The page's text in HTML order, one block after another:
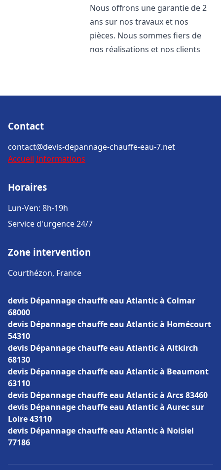
Nous offrons une garantie de 2
ans sur nos travaux et nos
pièces. Nous sommes fiers de
nos réalisations et nos clients
Contact
contact@devis-depannage-chauffe-eau-7.net
Accueil Informations
Horaires
Lun-Ven: 8h-19h
Service d'urgence 24/7
Zone intervention
Courthézon, France
devis Dépannage chauffe eau Atlantic à Colmar
68000
devis Dépannage chauffe eau Atlantic à Homécourt
54310
devis Dépannage chauffe eau Atlantic à Altkirch
68130
devis Dépannage chauffe eau Atlantic à Beaumont
63110
devis Dépannage chauffe eau Atlantic à Arcs 83460
devis Dépannage chauffe eau Atlantic à Aurec sur
Loire 43110
devis Dépannage chauffe eau Atlantic à Noisiel
77186